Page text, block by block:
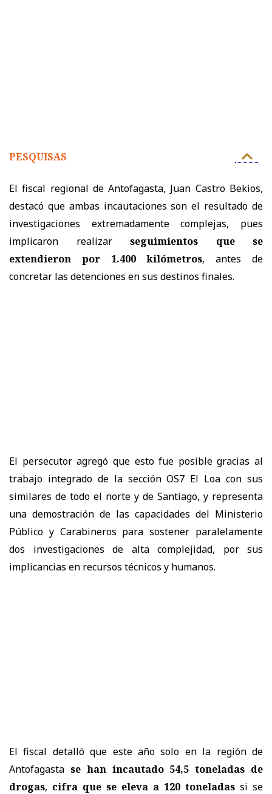
PESQUISAS
El fiscal regional de Antofagasta, Juan Castro Bekios,
destacó que ambas incautaciones son el resultado de
investigaciones extremadamente complejas, pues
implicaron realizar seguimientos que se
extendieron por 1.400 kilómetros, antes de
concretar las detenciones en sus destinos finales.
El persecutor agregó que esto fue posible gracias al
trabajo integrado de la sección OS7 El Loa con sus
similares de todo el norte y de Santiago, y representa
una demostración de las capacidades del Ministerio
Público y Carabineros para sostener paralelamente
dos investigaciones de alta complejidad, por sus
implicancias en recursos técnicos y humanos.
El fiscal detalló que este año solo en la región de
Antofagasta se han incautado 54,5 toneladas de
drogas, cifra que se eleva a 120 toneladas si se